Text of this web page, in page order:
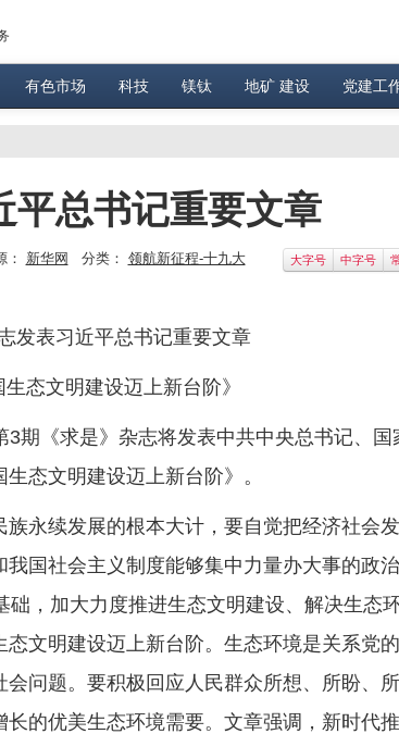
有色市场 科技 镁钛 地矿 建设 党建工
平总书记重要文章
： 新华网 分类： 领航新征程-十九大 大字号 中字号
发表习近平总书记重要文章
生态文明建设迈上新台阶》
期《求是》杂志将发表中共中央总书记、国
态文明建设迈上新台阶》。
永续发展的根本大计，要自觉把经济社会
国社会主义制度能够集中力量办大事的政治
，加大力度推进生态文明建设、解决生态
文明建设迈上新台阶。生态环境是关系党
问题。要积极回应人民群众所想、所盼、
的优美生态环境需要。文章强调，新时代